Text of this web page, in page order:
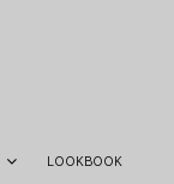
LOOKBOOK